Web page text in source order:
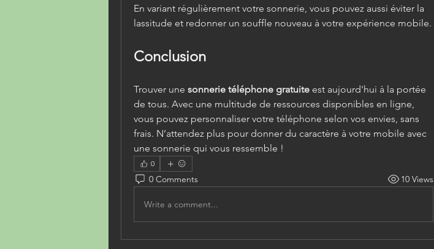
En variant régulièrement votre sonnerie, vous pouvez aussi éviter la
lassitude et redonner un souffle nouveau à votre expérience mobile.
Conclusion
Trouver une sonnerie téléphone gratuite est aujourd'hui à la portée
de tous. Avec une multitude de ressources disponibles en ligne,
vous pouvez personnaliser votre téléphone selon vos envies, sans
frais. N’attendez plus pour donner du caractère à votre mobile avec
une sonnerie qui vous ressemble !
0
0 Comments 10 Views
Write a comment...